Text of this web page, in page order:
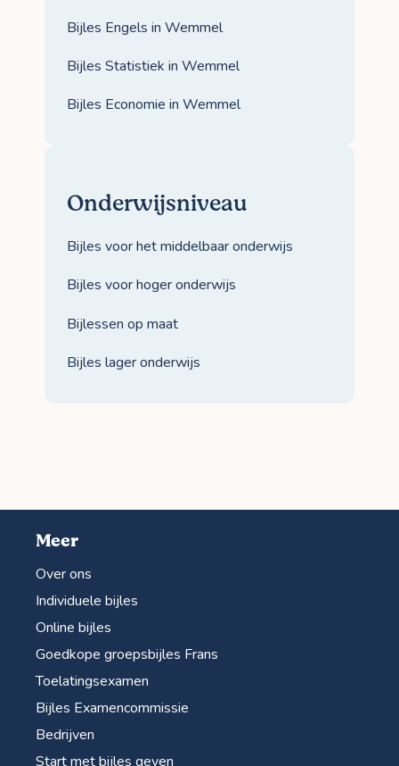
Bijles Engels in Wemmel
Bijles Statistiek in Wemmel
Bijles Economie in Wemmel
Onderwijsniveau
Bijles voor het middelbaar onderwijs
Bijles voor hoger onderwijs
Bijlessen op maat
Bijles lager onderwijs
Meer
Over ons
Individuele bijles
Online bijles
Goedkope groepsbijles Frans
Toelatingsexamen
Bijles Examencommissie
Bedrijven
Start met bijles geven